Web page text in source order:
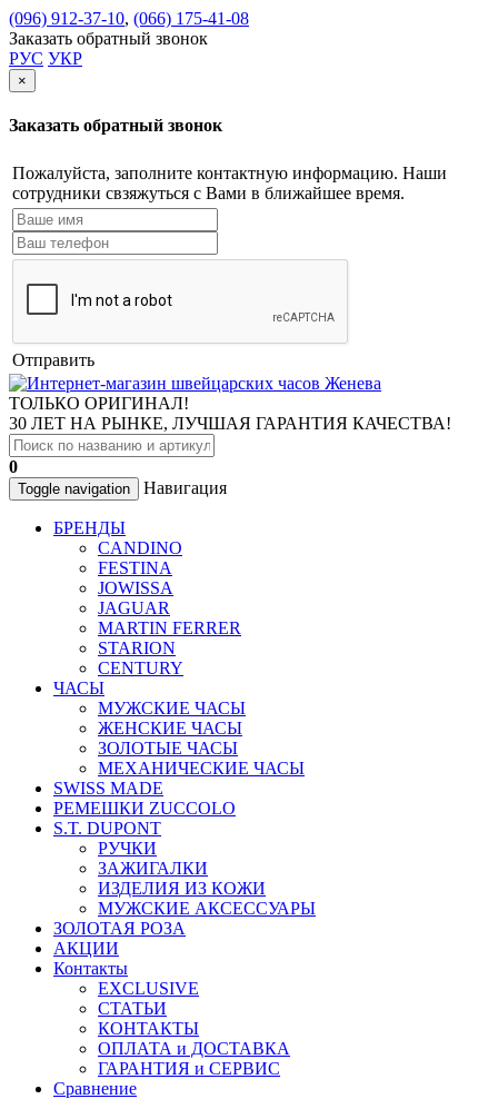
(096) 912-37-10, (066) 175-41-08
Заказать обратный звонок
РУС УКР
×
Заказать обратный звонок
Пожалуйста, заполните контактную информацию. Наши
сотрудники свзяжуться с Вами в ближайшее время.
Отправить
ТОЛЬКО ОРИГИНАЛ!
30 ЛЕТ НА РЫНКЕ, ЛУЧШАЯ ГАРАНТИЯ КАЧЕСТВА!
0
Toggle navigation Навигация
БРЕНДЫ
CANDINO
FESTINA
JOWISSA
JAGUAR
MARTIN FERRER
STARION
CENTURY
ЧАСЫ
МУЖСКИЕ ЧАСЫ
ЖЕНСКИЕ ЧАСЫ
ЗОЛОТЫЕ ЧАСЫ
МЕХАНИЧЕСКИЕ ЧАСЫ
SWISS MADE
РЕМЕШКИ ZUCCOLO
S.T. DUPONT
РУЧКИ
ЗАЖИГАЛКИ
ИЗДЕЛИЯ ИЗ КОЖИ
МУЖСКИЕ АКСЕССУАРЫ
ЗОЛОТАЯ РОЗА
АКЦИИ
Контакты
EXCLUSIVE
СТАТЬИ
КОНТАКТЫ
ОПЛАТА и ДОСТАВКА
ГАРАНТИЯ и СЕРВИС
Сравнение